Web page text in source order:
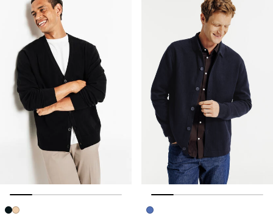
Image précédente
Image suivante
Image précédente
Image suivante